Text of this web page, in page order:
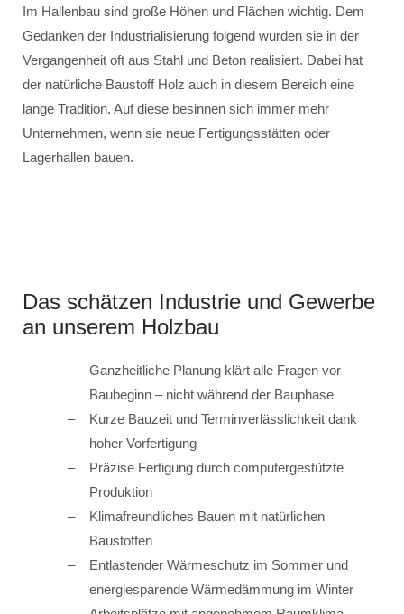
Im Hallenbau sind große Höhen und Flächen wichtig. Dem
Gedanken der Industrialisierung folgend wurden sie in der
Vergangenheit oft aus Stahl und Beton realisiert. Dabei hat
der natürliche Baustoff Holz auch in diesem Bereich eine
lange Tradition. Auf diese besinnen sich immer mehr
Unternehmen, wenn sie neue Fertigungsstätten oder
Lagerhallen bauen.
Das schätzen Industrie und Gewerbe
an unserem Holzbau
Ganzheitliche Planung klärt alle Fragen vor
Baubeginn – nicht während der Bauphase
Kurze Bauzeit und Terminverlässlichkeit dank
hoher Vorfertigung
Präzise Fertigung durch computergestützte
Produktion
Klimafreundliches Bauen mit natürlichen
Baustoffen
Entlastender Wärmeschutz im Sommer und
energiesparende Wärmedämmung im Winter